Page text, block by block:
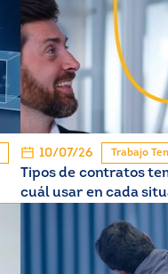
10/07/26 Trabajo
Tipos de contratos
cuál usar en cada